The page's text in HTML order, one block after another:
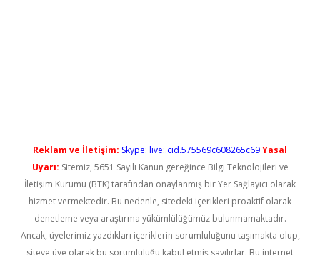
Reklam ve İletişim: Skype: live:.cid.575569c608265c69Yasal
Uyarı: Sitemiz, 5651 Sayılı Kanun gereğince Bilgi Teknolojileri ve
İletişim Kurumu (BTK) tarafından onaylanmış bir Yer Sağlayıcı olarak
hizmet vermektedir. Bu nedenle, sitedeki içerikleri proaktif olarak
denetleme veya araştırma yükümlülüğümüz bulunmamaktadır.
Ancak, üyelerimiz yazdıkları içeriklerin sorumluluğunu taşımakta olup,
siteye üye olarak bu sorumluluğu kabul etmiş sayılırlar. Bu internet